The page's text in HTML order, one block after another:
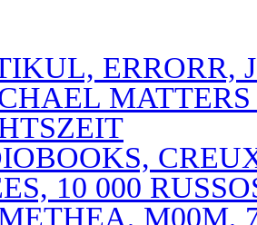
10 000
M00M,